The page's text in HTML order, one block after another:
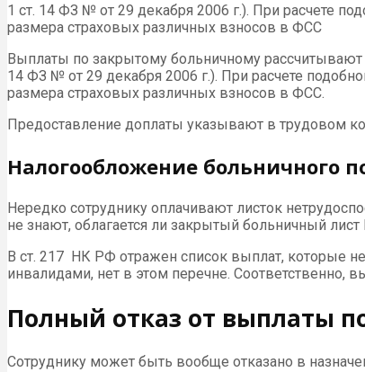
1 ст. 14 ФЗ № от 29 декабря 2006 г.). При расчете
размера страховых различных взносов в ФСС
Выплаты по закрытому больничному рассчитывают
14 ФЗ № от 29 декабря 2006 г.). При расчете
размера страховых различных взносов в ФСС.
Предоставление доплаты указывают в трудовом
Налогообложение больничного
Нередко сотруднику оплачивают листок
не знают, облагается ли закрытый больничный
В ст. 217 НК РФ отражен список выплат, которые
инвалидами, нет в этом перечне.
Полный отказ от выплаты
Сотруднику может быть вообще отказано в